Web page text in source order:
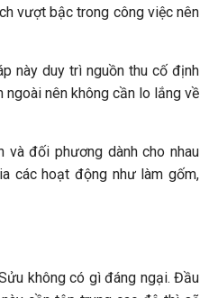
vượt bậc trong công việc nên
này duy trì nguồn thu cố định
nên không cần lo lắng về
và đối phương dành cho nhau
các hoạt động như làm gốm,
không có gì đáng ngại. Đầu